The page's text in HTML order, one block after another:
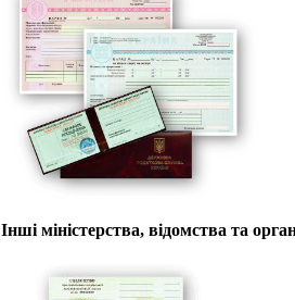
Інші міністерства, відомства та